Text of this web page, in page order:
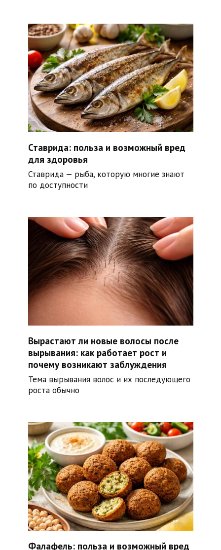
Ставрида: польза и возможный вред
для здоровья
Ставрида — рыба, которую многие знают
по доступности
Вырастают ли новые волосы после
вырывания: как работает рост и
почему возникают заблуждения
Тема вырывания волос и их последующего
роста обычно
Фалафель: польза и возможный вред